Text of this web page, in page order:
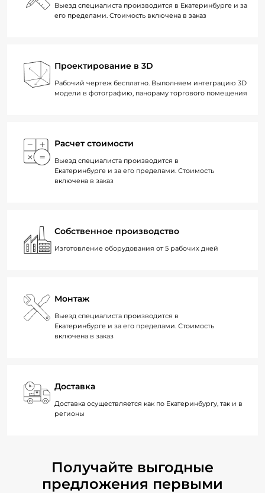
Выезд специалиста производится в Екатеринбурге и за
его пределами. Стоимость включена в заказ
Проектирование в 3D
Рабочий чертеж бесплатно. Выполняем интеграцию 3D
модели в фотографию, панораму торгового помещения
Расчет стоимости
Выезд специалиста производится в
Екатеринбурге и за его пределами. Стоимость
включена в заказ
Собственное производство
Изготовление оборудования от 5 рабочих дней
Монтаж
Выезд специалиста производится в
Екатеринбурге и за его пределами. Стоимость
включена в заказ
Доставка
Доставка осуществляется как по Екатеринбургу, так и в
регионы
Получайте выгодные
предложения первыми